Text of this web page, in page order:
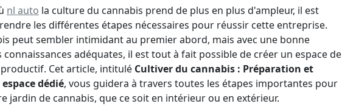
nl auto la culture du cannabis prend de plus en plus d'ampleur, il est
les différentes étapes nécessaires pour réussir cette entreprise.
peut sembler intimidant au premier abord, mais avec une bonne
adéquates, il est tout à fait possible de créer un espace de
Cet article, intitulé Cultiver du cannabis : Préparation et
dédié, vous guidera à travers toutes les étapes importantes pour
jardin de cannabis, que ce soit en intérieur ou en extérieur.